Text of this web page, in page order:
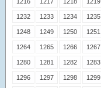
1232 1233 1234 1235
1248 1249 1250 1251
1264 1265 1266 1267
1280 1281 1282 1283
1296 1297 1298 1299